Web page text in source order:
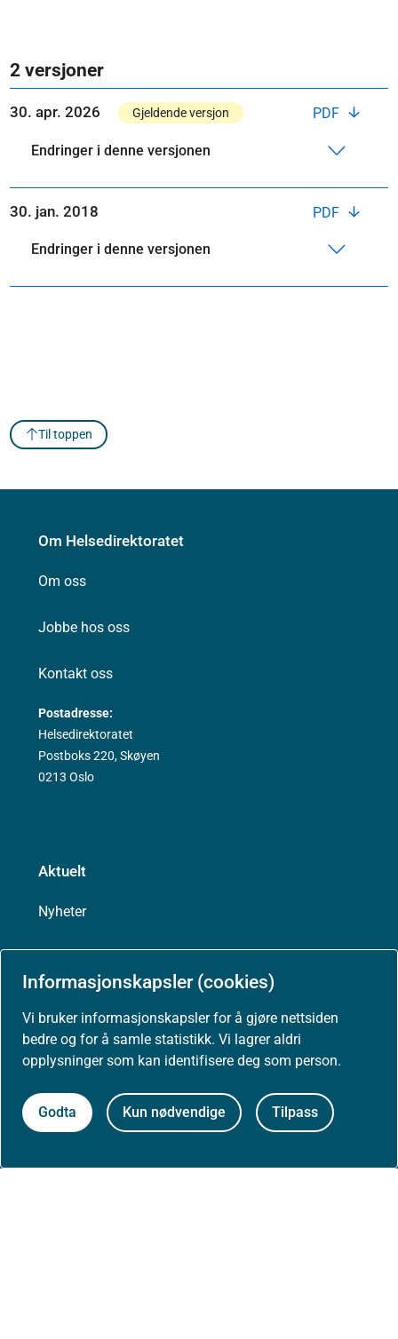
Informasjonskapsler (cookies)
Vi bruker informasjonskapsler for å gjøre nettsiden
bedre og for å samle statistikk. Vi lagrer aldri
opplysninger som kan identifisere deg som person.
Godta Kun nødvendige Tilpass
2 versjoner
PDF
30. apr. 2026 Gjeldende versjon
Endringer i denne versjonen
PDF
30. jan. 2018
Endringer i denne versjonen
Til toppen
Om Helsedirektoratet
Om oss
Jobbe hos oss
Kontakt oss
Postadresse:
Helsedirektoratet
Postboks 220, Skøyen
0213 Oslo
Aktuelt
Nyheter
Presse